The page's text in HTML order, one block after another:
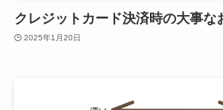
クレジットカード決済時の大事な
2025年1月20日